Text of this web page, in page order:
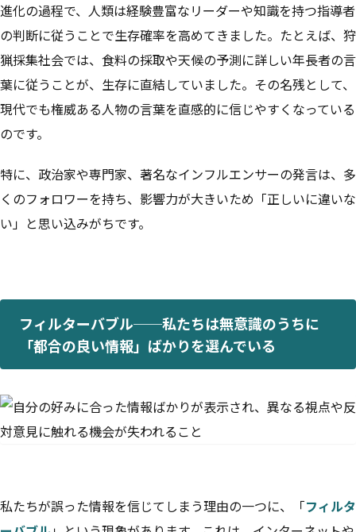
進化の過程で、人類は経験豊富なリーダーや知識を持つ指導者
の判断に従うことで生存確率を高めてきました。たとえば、狩
猟採集社会では、食料の採取や天候の予測に詳しい年長者の言
葉に従うことが、生存に直結していました。その名残として、
現代でも権威ある人物の言葉を直感的に信じやすくなっている
のです。
特に、政治家や専門家、著名なインフルエンサーの発言は、多
くのフォロワーを持ち、影響力が大きいため「正しいに違いな
い」と思い込みがちです。
フィルターバブル──私たちは無意識のうちに
「都合の良い情報」ばかりを選んでいる
私たちが誤った情報を信じてしまう理由の一つに、「フィルタ